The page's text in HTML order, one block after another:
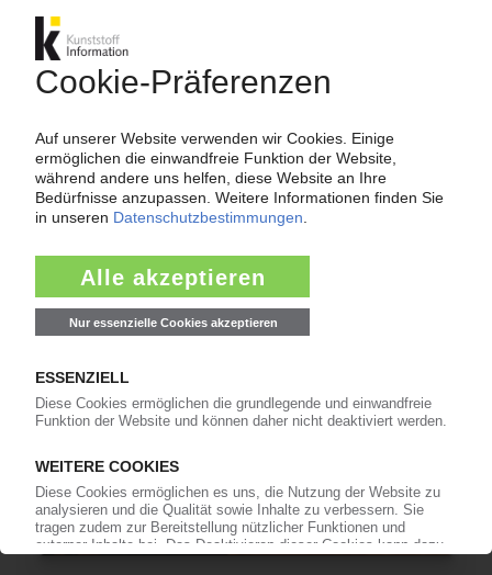
ZULIEFERINDUSTRIE
ArGeZ: Unternehmen weiter „in tiefer
Strukturkrise“ / Umsatz, Produktion und
Mitarbeiterzahl sinken